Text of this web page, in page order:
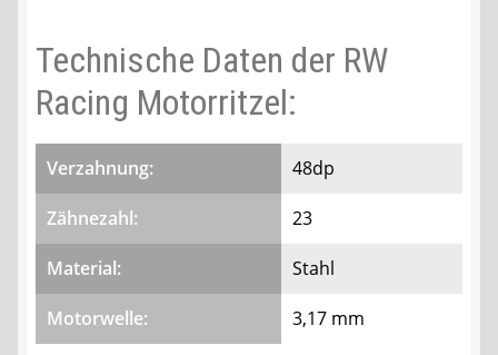
Technische Daten der RW
Racing Motorritzel:
Verzahnung: 48dp
Zähnezahl: 23
Material: Stahl
Motorwelle: 3,17 mm